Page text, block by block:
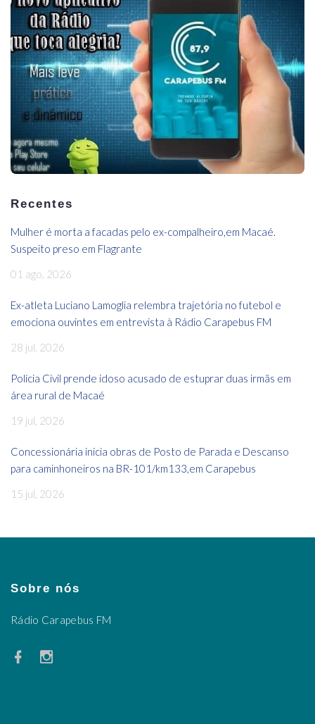
Recentes
Mulher é morta a facadas pelo ex-compalheiro,em Macaé.
Suspeito preso em Flagrante
01 ago, 2026
Ex-atleta Luciano Lamoglia relembra trajetória no futebol e
emociona ouvintes em entrevista à Rádio Carapebus FM
28 jul, 2026
Polícia Civil prende idoso acusado de estuprar duas irmãs em
área rural de Macaé
19 jul, 2026
Concessionária inicia obras de Posto de Parada e Descanso
para caminhoneiros na BR-101/km133,em Carapebus
15 jul, 2026
Sobre nós
Rádio Carapebus FM